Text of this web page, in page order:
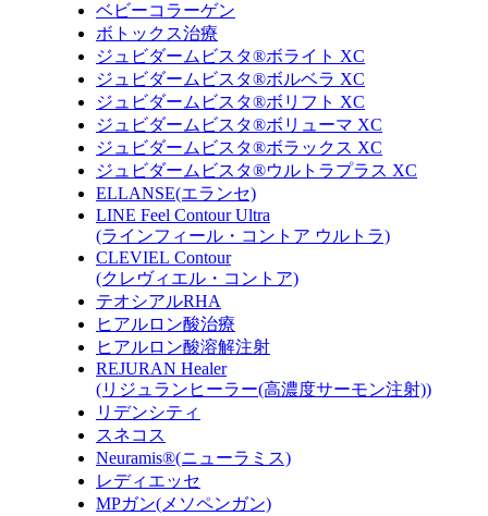
ベビーコラーゲン
ボトックス治療
ジュビダームビスタ®ボライト XC
ジュビダームビスタ®ボルベラ XC
ジュビダームビスタ®ボリフト XC
ジュビダームビスタ®ボリューマ XC
ジュビダームビスタ®ボラックス XC
ジュビダームビスタ®ウルトラプラス XC
ELLANSE(エランセ)
LINE Feel Contour Ultra
(ラインフィール・コントア ウルトラ)
CLEVIEL Contour
(クレヴィエル・コントア)
テオシアルRHA
ヒアルロン酸治療
ヒアルロン酸溶解注射
REJURAN Healer
(リジュランヒーラー(高濃度サーモン注射))
リデンシティ
スネコス
Neuramis®(ニューラミス)
レディエッセ
MPガン(メソペンガン)